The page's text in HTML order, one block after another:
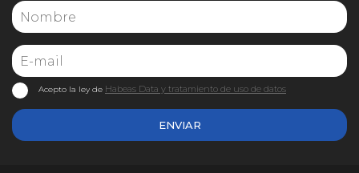
ENVIAR
Acepto la ley de Habeas Data y tratamiento de uso de datos